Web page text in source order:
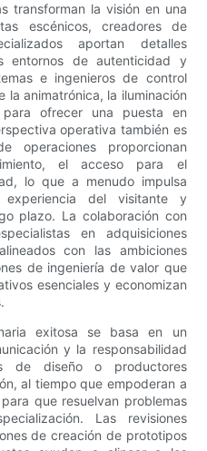
transforman la visión en una
escénicos, creadores de
aportan detalles
entornos de autenticidad y
e ingenieros de control
la animatrónica, la iluminación
ofrecer una puesta en
operativa también es
operaciones proporcionan
el acceso para el
lo que a menudo impulsa
del visitante y
plazo. La colaboración con
en adquisiciones
con las ambiciones
de ingeniería de valor que
esenciales y economizan
exitosa se basa en un
y la responsabilidad
de diseño o productores
al tiempo que empoderan a
que resuelvan problemas
Las revisiones
de creación de prototipos